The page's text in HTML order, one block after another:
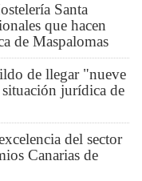
Santa
que hacen
de Maspalomas
de llegar "nueve
jurídica de
del sector
Canarias de